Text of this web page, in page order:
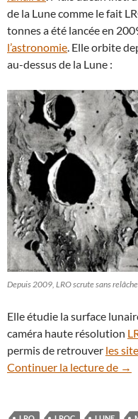
de la Lune comme le fait
tonnes a été lancée en
l’astronomie. Elle orbite
au-dessus de la Lune :
Depuis 2009, LRO scrute sans
Elle étudie la surface
caméra haute résolution
permis de retrouver les
Continuer la lecture de →